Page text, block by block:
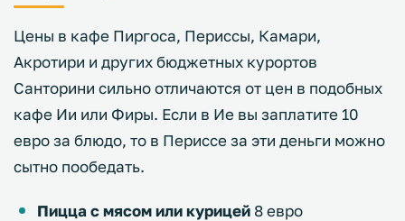
Цены в кафе Пиргоса, Периссы, Камари,
Акротири и других бюджетных курортов
Санторини сильно отличаются от цен в подобных
кафе Ии или Фиры. Если в Ие вы заплатите 10
евро за блюдо, то в Периссе за эти деньги можно
сытно пообедать.
Пицца с мясом или курицей 8 евро